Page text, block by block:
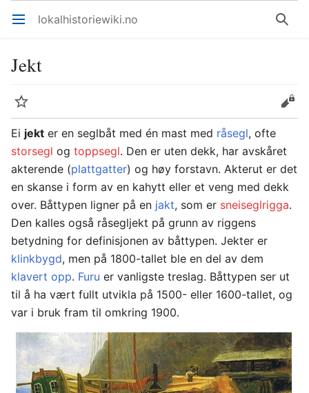
Åpne hovedmenyen lokalhistoriewiki.no Søk
Jekt
Overvåk
Rediger
Ei jekt er en seglbåt med én mast med råsegl, ofte
storsegl og toppsegl. Den er uten dekk, har avskåret
akterende (plattgatter) og høy forstavn. Akterut er det
en skanse i form av en kahytt eller et veng med dekk
over. Båttypen ligner på en jakt, som er sneiseglrigga.
Den kalles også råsegljekt på grunn av riggens
betydning for definisjonen av båttypen. Jekter er
klinkbygd, men på 1800-tallet ble en del av dem
klavert opp. Furu er vanligste treslag. Båttypen ser ut
til å ha vært fullt utvikla på 1500- eller 1600-tallet, og
var i bruk fram til omkring 1900.